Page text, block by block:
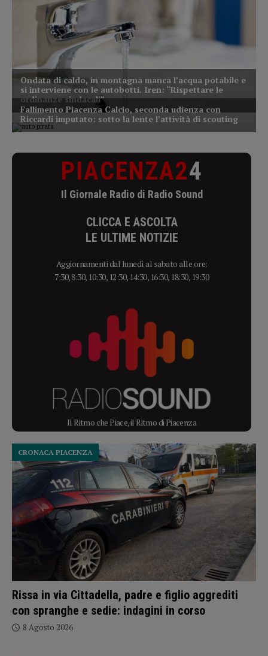
PIACENZA24
Il Giornale Radio di Radio Sound
CLICCA E ASCOLTA
LE ULTIME NOTIZIE
Aggiornamenti dal lunedì al sabato alle ore:
7:30, 8:30, 10:30, 12:30, 14:30, 16:30, 18:30, 19:30
Il Ritmo che Piace, il Ritmo di Piacenza
Rissa in via Cittadella, padre e figlio aggrediti
con spranghe e sedie: indagini in corso
CRONACA PIACENZA
8 Agosto 2026